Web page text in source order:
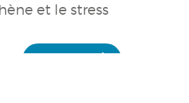
et le stress